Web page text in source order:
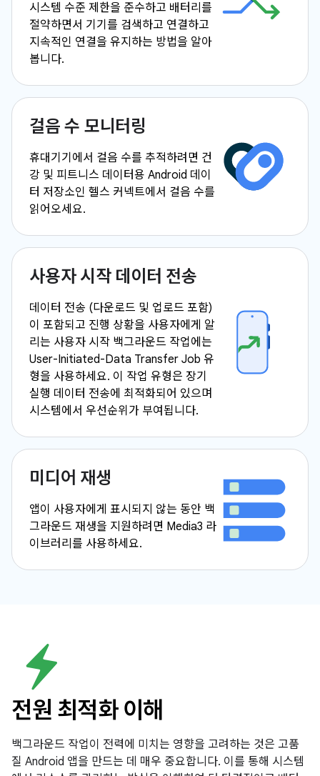
시스템 수준 제한을 준수하고 배터리를
절약하면서 기기를 검색하고 연결하고
지속적인 연결을 유지하는 방법을 알아
봅니다.
걸음 수 모니터링
휴대기기에서 걸음 수를 추적하려면 건
강 및 피트니스 데이터용 Android 데이
터 저장소인 헬스 커넥트에서 걸음 수를
읽어오세요.
사용자 시작 데이터 전송
데이터 전송 (다운로드 및 업로드 포함)
이 포함되고 진행 상황을 사용자에게 알
리는 사용자 시작 백그라운드 작업에는
User-Initiated-Data Transfer Job 유
형을 사용하세요. 이 작업 유형은 장기
실행 데이터 전송에 최적화되어 있으며
시스템에서 우선순위가 부여됩니다.
미디어 재생
앱이 사용자에게 표시되지 않는 동안 백
그라운드 재생을 지원하려면 Media3 라
이브러리를 사용하세요.
전원 최적화 이해
백그라운드 작업이 전력에 미치는 영향을 고려하는 것은 고품
질 Android 앱을 만드는 데 매우 중요합니다. 이를 통해 시스템